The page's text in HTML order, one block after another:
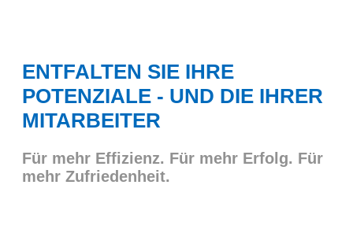
ENTFALTEN SIE IHRE
POTENZIALE - UND DIE IHRER
MITARBEITER
Für mehr Effizienz. Für mehr Erfolg. Für
mehr Zufriedenheit.